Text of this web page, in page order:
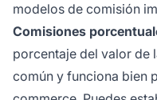
modelos de comisión
Comisiones
porcentaje del valor de
común y funciona bien